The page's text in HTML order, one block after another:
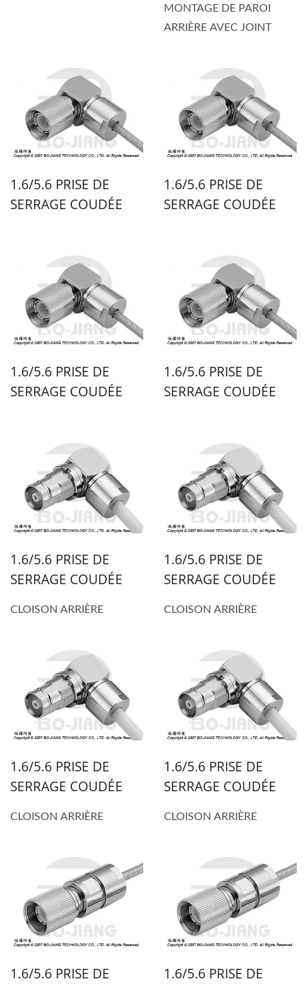
MONTAGE DE PAROI
ARRIÈRE AVEC JOINT
1.6/5.6 PRISE DE
SERRAGE COUDÉE
1.6/5.6 PRISE DE
SERRAGE COUDÉE
1.6/5.6 PRISE DE
SERRAGE COUDÉE
1.6/5.6 PRISE DE
SERRAGE COUDÉE
1.6/5.6 PRISE DE
SERRAGE COUDÉE
CLOISON ARRIÈRE
1.6/5.6 PRISE DE
SERRAGE COUDÉE
CLOISON ARRIÈRE
1.6/5.6 PRISE DE
SERRAGE COUDÉE
CLOISON ARRIÈRE
1.6/5.6 PRISE DE
SERRAGE COUDÉE
CLOISON ARRIÈRE
1.6/5.6 PRISE DE
1.6/5.6 PRISE DE